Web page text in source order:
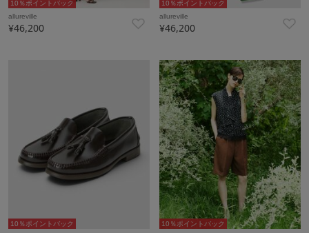
10％ポイントバック
allureville
¥46,200
10％ポイントバック
allureville
¥46,200
10％ポイントバック
10％ポイントバック